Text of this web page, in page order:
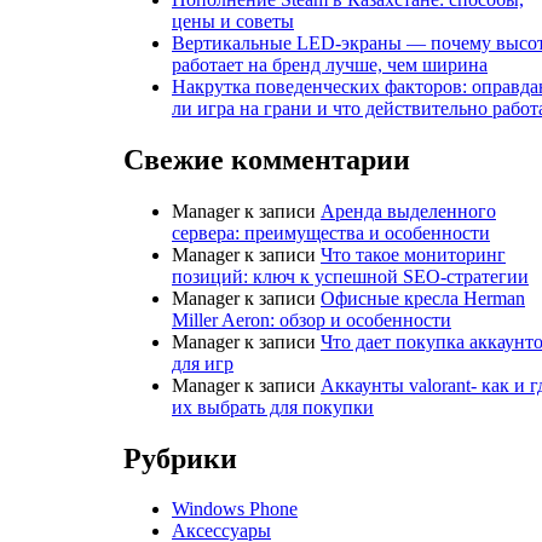
цены и советы
Вертикальные LED-экраны — почему
работает на бренд лучше, чем ширина
Накрутка поведенческих факторов:
ли игра на грани и что действительно
Свежие комментарии
Managerк записи Аренда выделенного
сервера: преимущества и особенности
Managerк записи Что такое мониторинг
позиций: ключ к успешной SEO-стратегии
Managerк записи Офисные кресла Herman
Miller Aeron: обзор и особенности
Managerк записи Что дает покупка
для игр
Managerк записи Аккаунты valorant- как и
их выбрать для покупки
Рубрики
Windows Phone
Аксессуары